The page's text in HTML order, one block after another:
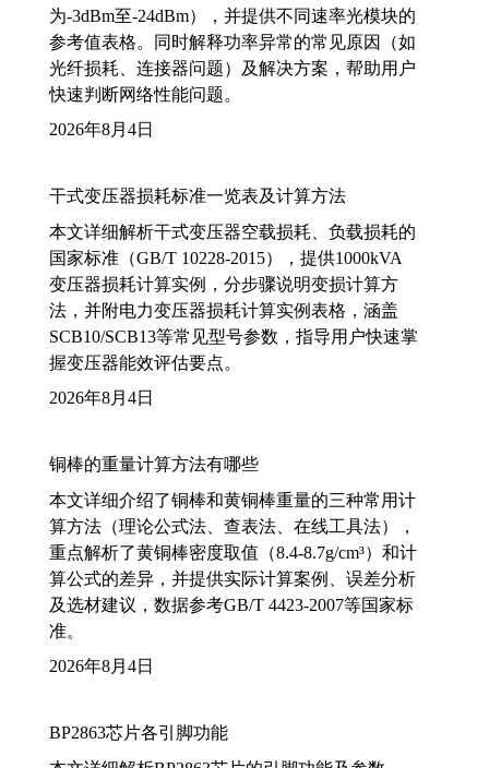
为-3dBm至-24dBm），并提供不同速率光模块的
参考值表格。同时解释功率异常的常见原因（如
光纤损耗、连接器问题）及解决方案，帮助用户
快速判断网络性能问题。
2026年8月4日
干式变压器损耗标准一览表及计算方法
本文详细解析干式变压器空载损耗、负载损耗的
国家标准（GB/T 10228-2015），提供1000kVA
变压器损耗计算实例，分步骤说明变损计算方
法，并附电力变压器损耗计算实例表格，涵盖
SCB10/SCB13等常见型号参数，指导用户快速掌
握变压器能效评估要点。
2026年8月4日
铜棒的重量计算方法有哪些
本文详细介绍了铜棒和黄铜棒重量的三种常用计
算方法（理论公式法、查表法、在线工具法），
重点解析了黄铜棒密度取值（8.4-8.7g/cm³）和计
算公式的差异，并提供实际计算案例、误差分析
及选材建议，数据参考GB/T 4423-2007等国家标
准。
2026年8月4日
BP2863芯片各引脚功能